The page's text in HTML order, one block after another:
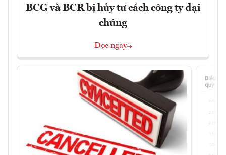
BCG và BCR bị hủy tư cách công ty đại
chúng
Đọc ngay